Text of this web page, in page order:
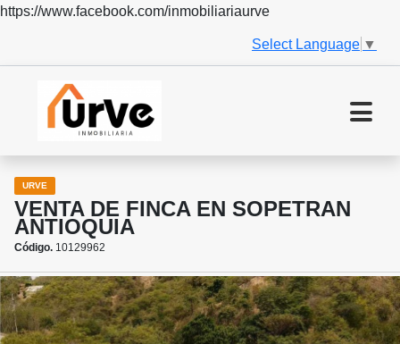
https://www.facebook.com/inmobiliariaurve
Select Language ▼
URVE
VENTA DE FINCA EN SOPETRAN
ANTIOQUIA
Código. 10129962